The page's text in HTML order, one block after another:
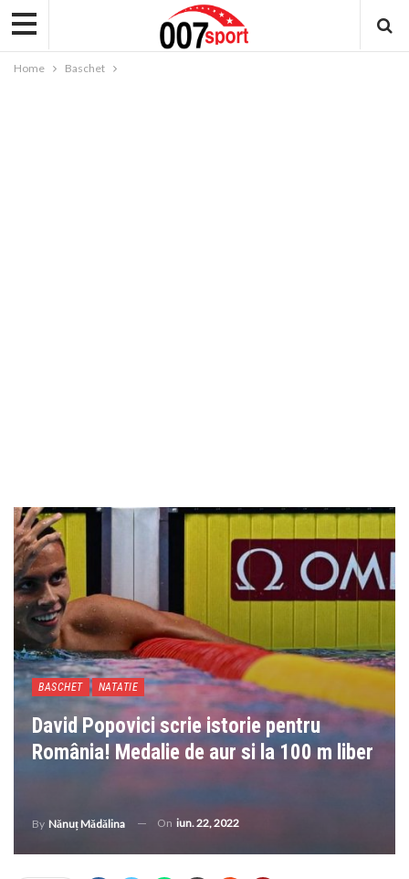
Home Baschet
BASCHET NATATIE
David Popovici scrie istorie pentru
România! Medalie de aur si la 100 m liber
By Nănuț Mădălina On iun. 22, 2022